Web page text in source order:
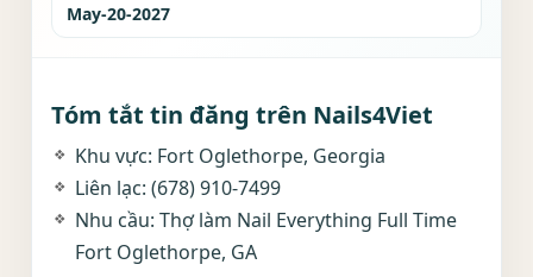
May-20-2027
Tóm tắt tin đăng trên Nails4Viet
Khu vực: Fort Oglethorpe, Georgia
Liên lạc: (678) 910-7499
Nhu cầu: Thợ làm Nail Everything Full Time
Fort Oglethorpe, GA